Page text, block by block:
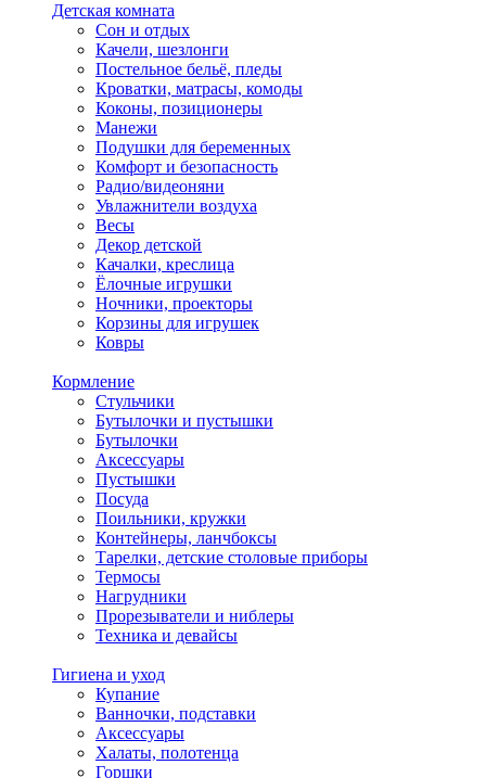
Детская комната
Сон и отдых
Качели, шезлонги
Постельное бельё, пледы
Кроватки, матрасы, комоды
Коконы, позиционеры
Манежи
Подушки для беременных
Комфорт и безопасность
Радио/видеоняни
Увлажнители воздуха
Весы
Декор детской
Качалки, креслица
Ёлочные игрушки
Ночники, проекторы
Корзины для игрушек
Ковры
Кормление
Стульчики
Бутылочки и пустышки
Бутылочки
Аксессуары
Пустышки
Посуда
Поильники, кружки
Контейнеры, ланчбоксы
Тарелки, детские столовые приборы
Термосы
Нагрудники
Прорезыватели и ниблеры
Техника и девайсы
Гигиена и уход
Купание
Ванночки, подставки
Аксессуары
Халаты, полотенца
Горшки